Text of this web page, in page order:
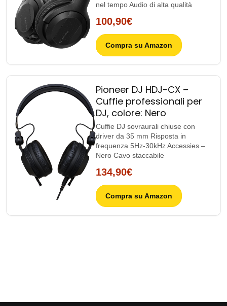
nel tempo Audio di alta qualità
100,90€
Compra su Amazon
Pioneer DJ HDJ-CX –
Cuffie professionali per
DJ, colore: Nero
Cuffie DJ sovraurali chiuse con
driver da 35 mm Risposta in
frequenza 5Hz-30kHz Accessies –
Nero Cavo staccabile
134,90€
Compra su Amazon